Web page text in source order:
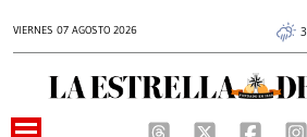
VIERNES 07 AGOSTO 2026